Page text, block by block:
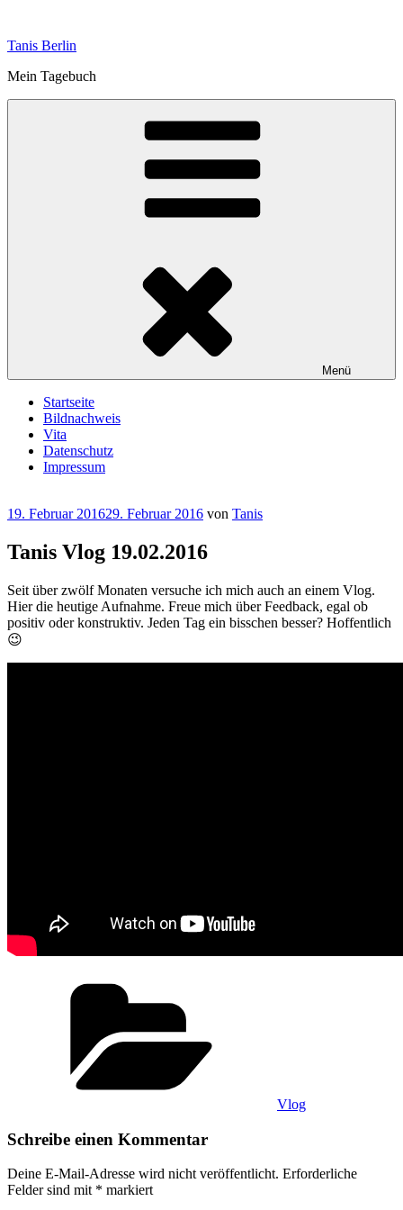
springen
Tanis Berlin
Mein Tagebuch
Menü
Startseite
Bildnachweis
Vita
Datenschutz
Impressum
Veröffentlicht
19. Februar 201629. Februar 2016 von Tanis
Tanis Vlog 19.02.2016
Seit über zwölf Monaten versuche ich mich auch an einem Vlog.
Hier die heutige Aufnahme. Freue mich über Feedback, egal ob
positiv oder konstruktiv. Jeden Tag ein bisschen besser? Hoffentlich
😉
Vlog
Schreibe einen Kommentar
Deine E-Mail-Adresse wird nicht veröffentlicht. Erforderliche
Felder sind mit * markiert